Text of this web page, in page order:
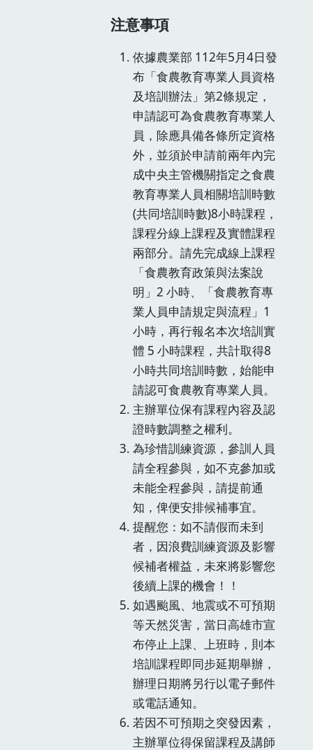
注意事項
依據農業部 112年5月4日發
布「食農教育專業人員資格
及培訓辦法」 第2條規定，
申請認可為食農教育專業人
員，除應具備各條所定資格
外，並須於申請前兩年內完
成中央主管機關指定之食農
教育專業人員相關培訓時數
(共同培訓時數)8小時課程，
課程分線上課程及實體課程
兩部分。請先完成線上課程
「食農教育政策與法案說
明」2 小時、「食農教育專
業人員申請規定與流程」1
小時，再行報名本次培訓實
體 5 小時課程，共計取得8
小時共同培訓時數，始能申
請認可食農教育專業人員。
主辦單位保有課程內容及認
證時數調整之權利。
為珍惜訓練資源，參訓人員
請全程參與，如不克參加或
未能全程參與，請提前通
知，俾便安排候補事宜。
提醒您：如不請假而未到
者，因浪費訓練資源及影響
候補者權益，未來將影響您
後續上課的機會！！
如遇颱風、地震或不可預期
等天然災害，當日高雄市宣
布停止上課、上班時，則本
培訓課程即同步延期舉辦，
辦理日期將另行以電子郵件
或電話通知。
若因不可預期之突發因素，
主辦單位得保留課程及講師